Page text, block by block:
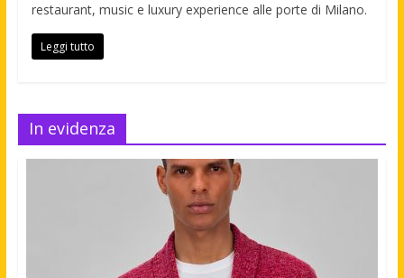
restaurant, music e luxury experience alle porte di Milano.
Leggi tutto
In evidenza